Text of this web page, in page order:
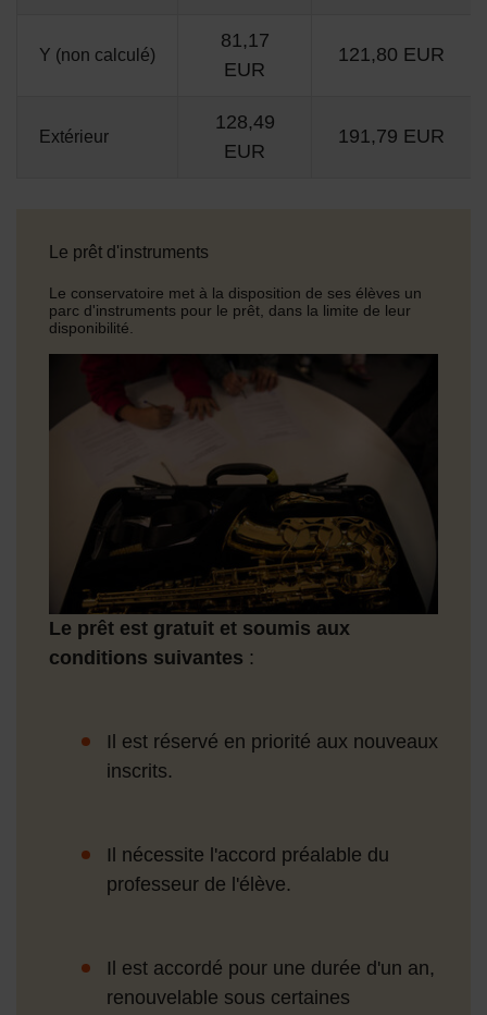
Y (non calculé)
81,17
EUR
121,80 EUR
Extérieur
128,49
EUR
191,79 EUR
Le prêt d'instruments
Le conservatoire met à la disposition de ses élèves un
parc d'instruments pour le prêt, dans la limite de leur
disponibilité.
Le prêt est gratuit et soumis aux
conditions suivantes :
Il est réservé en priorité aux nouveaux
inscrits.
Il nécessite l'accord préalable du
professeur de l'élève.
Il est accordé pour une durée d'un an,
renouvelable sous certaines